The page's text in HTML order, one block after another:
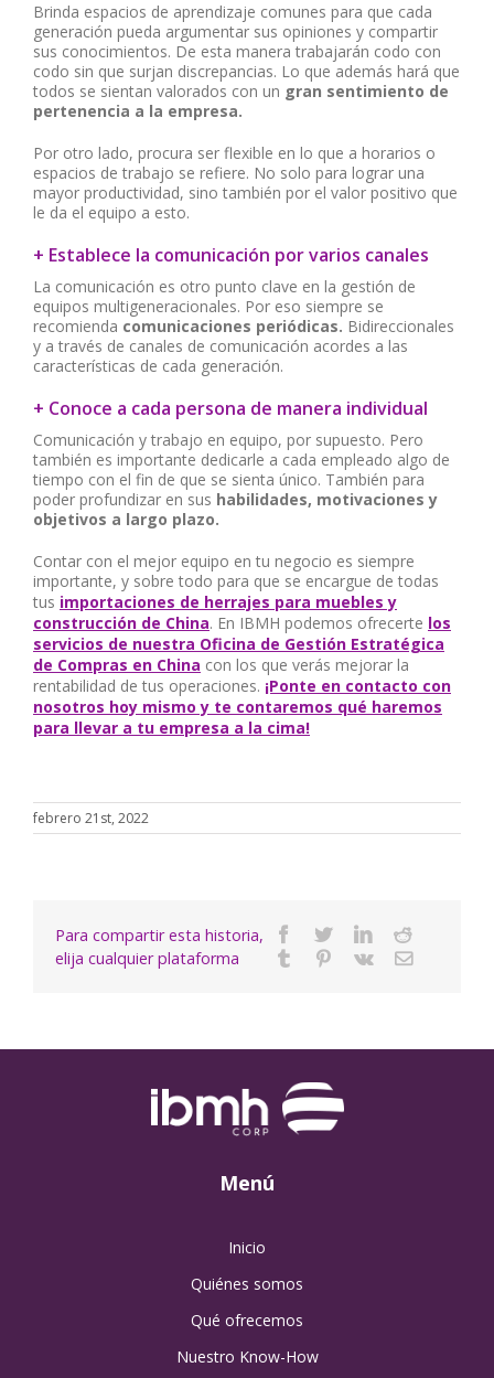
Brinda espacios de aprendizaje comunes para que cada
generación pueda argumentar sus opiniones y compartir
sus conocimientos. De esta manera trabajarán codo con
codo sin que surjan discrepancias. Lo que además hará que
todos se sientan valorados con un gran sentimiento de
pertenencia a la empresa.
Por otro lado, procura ser flexible en lo que a horarios o
espacios de trabajo se refiere. No solo para lograr una
mayor productividad, sino también por el valor positivo que
le da el equipo a esto.
+ Establece la comunicación por varios canales
La comunicación es otro punto clave en la gestión de
equipos multigeneracionales. Por eso siempre se
recomienda comunicaciones periódicas. Bidireccionales
y a través de canales de comunicación acordes a las
características de cada generación.
+ Conoce a cada persona de manera individual
Comunicación y trabajo en equipo, por supuesto. Pero
también es importante dedicarle a cada empleado algo de
tiempo con el fin de que se sienta único. También para
poder profundizar en sus habilidades, motivaciones y
objetivos a largo plazo.
Contar con el mejor equipo en tu negocio es siempre
importante, y sobre todo para que se encargue de todas
tus importaciones de herrajes para muebles y
construcción de China. En IBMH podemos ofrecerte los
servicios de nuestra Oficina de Gestión Estratégica
de Compras en China con los que verás mejorar la
rentabilidad de tus operaciones. ¡Ponte en contacto con
nosotros hoy mismo y te contaremos qué haremos
para llevar a tu empresa a la cima!
febrero 21st, 2022
Para compartir esta historia,
elija cualquier plataforma
Facebook
TwitterLinkedinReddit
TumblrPinterest
Vk Email
Menú
Inicio
Quiénes somos
Qué ofrecemos
Nuestro Know-How